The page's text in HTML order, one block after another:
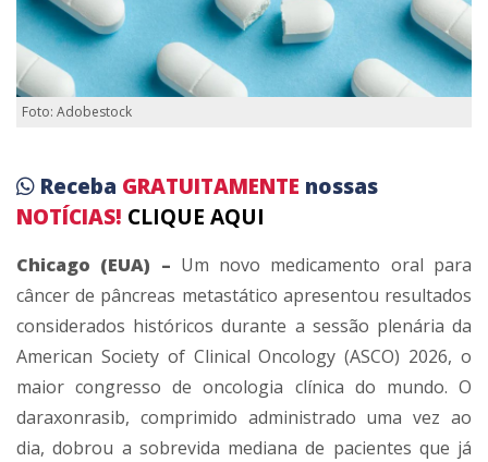
Foto: Adobestock
Receba GRATUITAMENTE nossas
NOTÍCIAS! CLIQUE AQUI
Chicago (EUA) – Um novo medicamento oral para
câncer de pâncreas metastático apresentou resultados
considerados históricos durante a sessão plenária da
American Society of Clinical Oncology (ASCO) 2026, o
maior congresso de oncologia clínica do mundo. O
daraxonrasib, comprimido administrado uma vez ao
dia, dobrou a sobrevida mediana de pacientes que já